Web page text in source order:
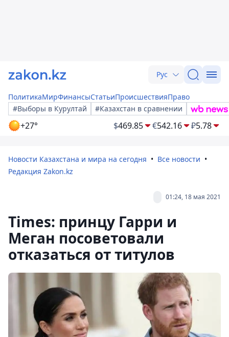
Рус
ПолитикаМирФинансыСтатьиПроисшествияПраво
#Выборы в Курултай
#Казахстан в сравнении
+27° $469.85 €542.16 ₽5.78
Новости Казахстана и мира на сегодня
Все новости
Редакция Zakon.kz
01:24, 18 мая 2021
Times: принцу Гарри и
Меган посоветовали
отказаться от титулов